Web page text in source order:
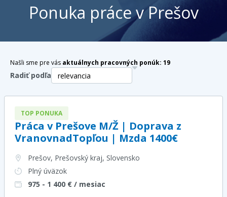
Ponuka práce v Prešov
Našli sme pre vás aktuálnych pracovných ponúk: 19
Radiť podľa
TOP PONUKA
Práca v Prešove M/Ž | Doprava z
VranovnadTopľou | Mzda 1400€
Prešov, Prešovský kraj, Slovensko
Plný úväzok
975 - 1 400 € / mesiac